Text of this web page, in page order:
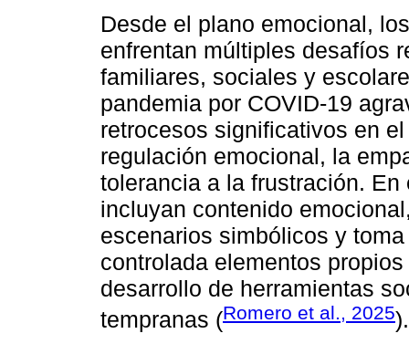
Desde el plano emocional,
enfrentan múltiples desafíos
familiares, sociales y
pandemia por COVID-19
retrocesos significativos en
regulación emocional, la
tolerancia a la frustración.
incluyan contenido
escenarios simbólicos y
controlada elementos
desarrollo de herramientas
tempranas (Romero et al., 2025).